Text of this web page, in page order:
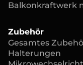
Balkonkraftwerk
Zubehör
Gesamtes
Halterungen